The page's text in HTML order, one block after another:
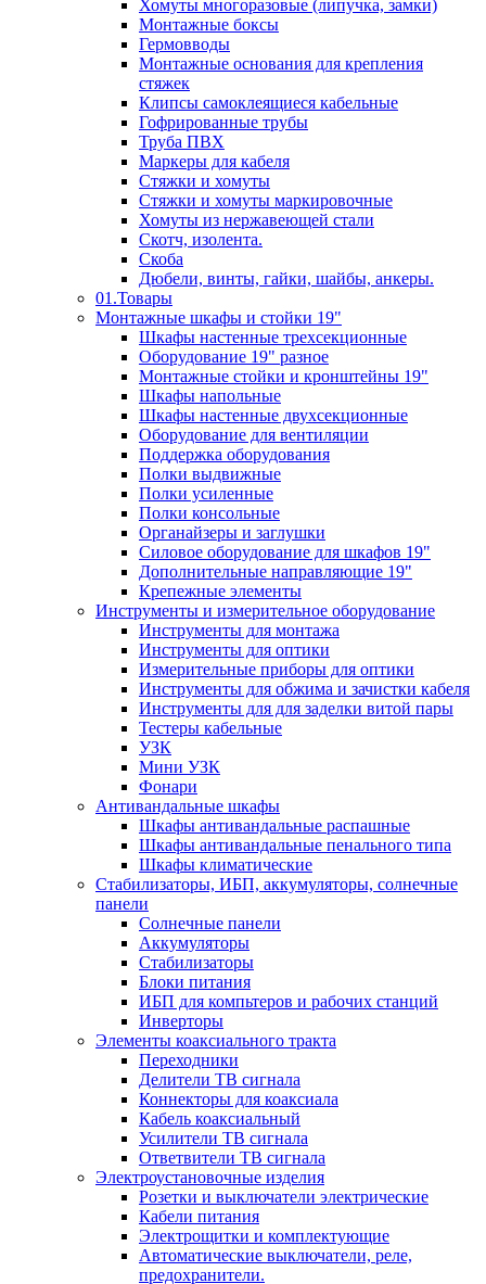
Хомуты многоразовые (липучка, замки)
Монтажные боксы
Гермовводы
Монтажные основания для крепления
стяжек
Клипсы самоклеящиеся кабельные
Гофрированные трубы
Труба ПВХ
Маркеры для кабеля
Стяжки и хомуты
Стяжки и хомуты маркировочные
Хомуты из нержавеющей стали
Скотч, изолента.
Скоба
Дюбели, винты, гайки, шайбы, анкеры.
01.Товары
Монтажные шкафы и стойки 19"
Шкафы настенные трехсекционные
Оборудование 19" разное
Монтажные стойки и кронштейны 19"
Шкафы напольные
Шкафы настенные двухсекционные
Оборудование для вентиляции
Поддержка оборудования
Полки выдвижные
Полки усиленные
Полки консольные
Органайзеры и заглушки
Силовое оборудование для шкафов 19"
Дополнительные направляющие 19"
Крепежные элементы
Инструменты и измерительное оборудование
Инструменты для монтажа
Инструменты для оптики
Измерительные приборы для оптики
Инструменты для обжима и зачистки кабеля
Инструменты для для заделки витой пары
Тестеры кабельные
УЗК
Мини УЗК
Фонари
Антивандальные шкафы
Шкафы антивандальные распашные
Шкафы антивандальные пенального типа
Шкафы климатические
Стабилизаторы, ИБП, аккумуляторы, солнечные
панели
Солнечные панели
Аккумуляторы
Стабилизаторы
Блоки питания
ИБП для компьтеров и рабочих станций
Инверторы
Элементы коаксиального тракта
Переходники
Делители ТВ сигнала
Коннекторы для коаксиала
Кабель коаксиальный
Усилители ТВ сигнала
Ответвители ТВ сигнала
Электроустановочные изделия
Розетки и выключатели электрические
Кабели питания
Электрощитки и комплектующие
Автоматические выключатели, реле,
предохранители.